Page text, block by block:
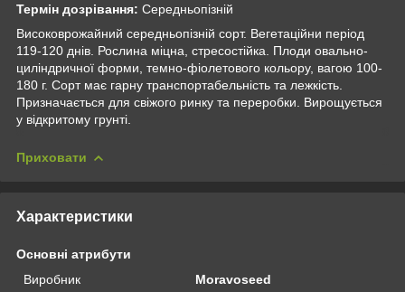
Термін дозрівання: Середньопізній
Високоврожайний середньопізній сорт. Вегетаційни період
119-120 днів. Рослина міцна, стресостійка. Плоди овально-
циліндричної форми, темно-фіолетового кольору, вагою 100-
180 г. Сорт має гарну транспортабельність та лежкість.
Призначається для свіжого ринку та переробки. Вирощується
у відкритому грунті.
Приховати
Характеристики
Основні атрибути
Виробник
Moravoseed